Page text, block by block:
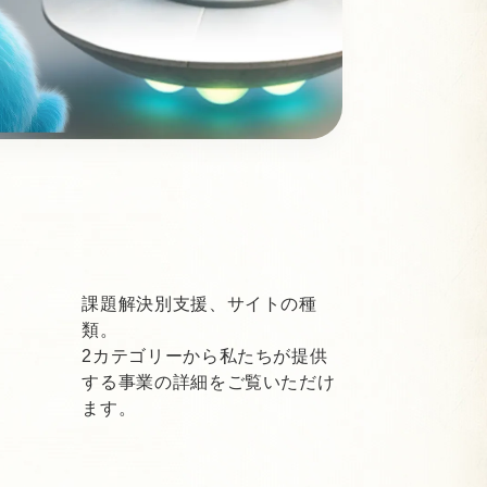
課題解決別支援、サイトの種
類。
2カテゴリーから私たちが提供
する事業の詳細をご覧いただけ
ます。